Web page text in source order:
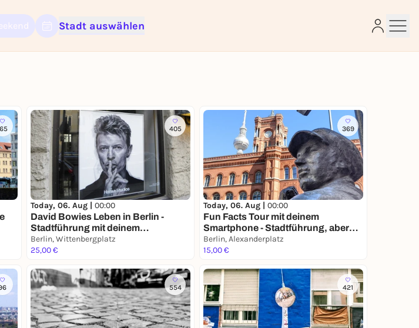
Stadt auswählen
405
Today, 06. Aug | 00:00
David Bowies Leben in Berlin -
Stadtführung mit deinem
Smartphone
Berlin, Wittenbergplatz
25,00 €
369
Today, 06. Aug | 00:00
Fun Facts Tour mit deinem
Smartphone - Stadtführung, aber
anders
Berlin, Alexanderplatz
15,00 €
554 421
FOR FREE NOW
an account? Log in now